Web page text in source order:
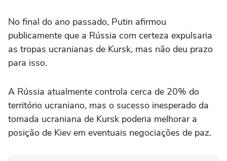
No final do ano passado, Putin afirmou
publicamente que a Rússia com certeza expulsaria
as tropas ucranianas de Kursk, mas não deu prazo
para isso.
A Rússia atualmente controla cerca de 20% do
território ucraniano, mas o sucesso inesperado da
tomada ucraniana de Kursk poderia melhorar a
posição de Kiev em eventuais negociações de paz.